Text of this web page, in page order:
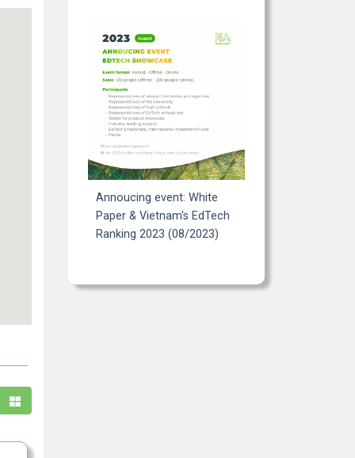
Annoucing event: White
Paper & Vietnam's EdTech
Ranking 2023 (08/2023)